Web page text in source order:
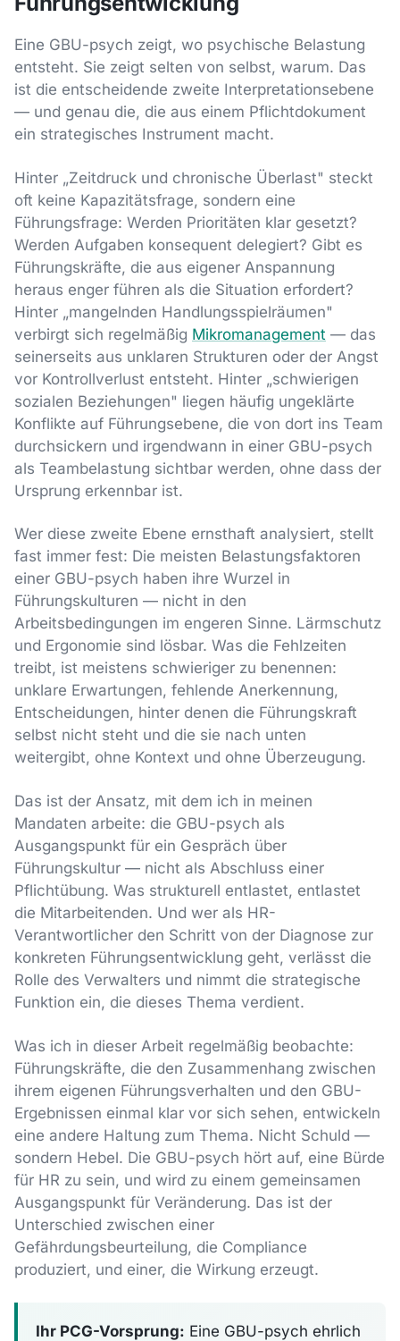
Eine GBU-psych zeigt, wo psychische Belastung
entsteht. Sie zeigt selten von selbst, warum. Das
ist die entscheidende zweite Interpretationsebene
— und genau die, die aus einem Pflichtdokument
ein strategisches Instrument macht.
Hinter „Zeitdruck und chronische Überlast" steckt
oft keine Kapazitätsfrage, sondern eine
Führungsfrage: Werden Prioritäten klar gesetzt?
Werden Aufgaben konsequent delegiert? Gibt es
Führungskräfte, die aus eigener Anspannung
heraus enger führen als die Situation erfordert?
Hinter „mangelnden Handlungsspielräumen"
verbirgt sich regelmäßig Mikromanagement — das
seinerseits aus unklaren Strukturen oder der Angst
vor Kontrollverlust entsteht. Hinter „schwierigen
sozialen Beziehungen" liegen häufig ungeklärte
Konflikte auf Führungsebene, die von dort ins Team
durchsickern und irgendwann in einer GBU-psych
als Teambelastung sichtbar werden, ohne dass der
Ursprung erkennbar ist.
Wer diese zweite Ebene ernsthaft analysiert, stellt
fast immer fest: Die meisten Belastungsfaktoren
einer GBU-psych haben ihre Wurzel in
Führungskulturen — nicht in den
Arbeitsbedingungen im engeren Sinne. Lärmschutz
und Ergonomie sind lösbar. Was die Fehlzeiten
treibt, ist meistens schwieriger zu benennen:
unklare Erwartungen, fehlende Anerkennung,
Entscheidungen, hinter denen die Führungskraft
selbst nicht steht und die sie nach unten
weitergibt, ohne Kontext und ohne Überzeugung.
Das ist der Ansatz, mit dem ich in meinen
Mandaten arbeite: die GBU-psych als
Ausgangspunkt für ein Gespräch über
Führungskultur — nicht als Abschluss einer
Pflichtübung. Was strukturell entlastet, entlastet
die Mitarbeitenden. Und wer als HR-
Verantwortlicher den Schritt von der Diagnose zur
konkreten Führungsentwicklung geht, verlässt die
Rolle des Verwalters und nimmt die strategische
Funktion ein, die dieses Thema verdient.
Was ich in dieser Arbeit regelmäßig beobachte:
Führungskräfte, die den Zusammenhang zwischen
ihrem eigenen Führungsverhalten und den GBU-
Ergebnissen einmal klar vor sich sehen, entwickeln
eine andere Haltung zum Thema. Nicht Schuld —
sondern Hebel. Die GBU-psych hört auf, eine Bürde
für HR zu sein, und wird zu einem gemeinsamen
Ausgangspunkt für Veränderung. Das ist der
Unterschied zwischen einer
Gefährdungsbeurteilung, die Compliance
produziert, und einer, die Wirkung erzeugt.
Ihr PCG-Vorsprung: Eine GBU-psych ehrlich